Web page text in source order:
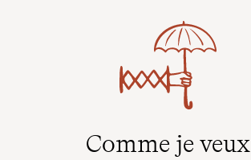
Comme je veux